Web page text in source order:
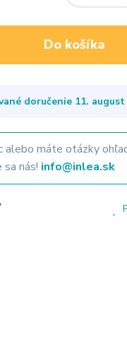
Do košíka
doručenie 11. august
alebo máte otázky
nás! info@inlea.sk